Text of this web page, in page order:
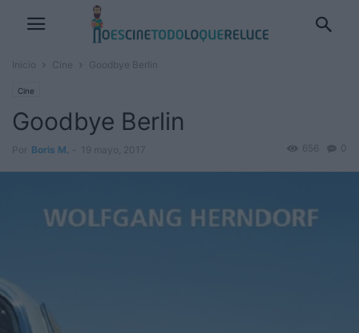
Inicio Cine Goodbye Berlin
Cine
Goodbye Berlin
Por Boris M. 19 mayo, 2017 0
656